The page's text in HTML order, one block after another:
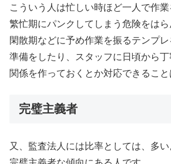
こういう人は忙しい時ほど一人で作業
繁忙期にパンクしてしまう危険をはら
閑散期などに予め作業を振るテンプ
準備をしたり、スタッフに日頃から
関係を作っておくとか対応できること
完璧主義者
又、監査法人には比率としては、多い